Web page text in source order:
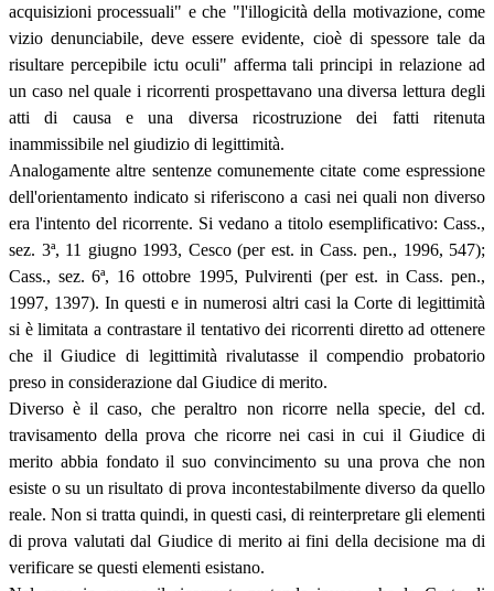
acquisizioni processuali" e che "l'illogicità della motivazione, come
vizio denunciabile, deve essere evidente, cioè di spessore tale da
risultare percepibile ictu oculi" afferma tali principi in relazione ad
un caso nel quale i ricorrenti prospettavano una diversa lettura degli
atti di causa e una diversa ricostruzione dei fatti ritenuta
inammissibile nel giudizio di legittimità.
Analogamente altre sentenze comunemente citate come espressione
dell'orientamento indicato si riferiscono a casi nei quali non diverso
era l'intento del ricorrente. Si vedano a titolo esemplificativo: Cass.,
sez. 3ª, 11 giugno 1993, Cesco (per est. in Cass. pen., 1996, 547);
Cass., sez. 6ª, 16 ottobre 1995, Pulvirenti (per est. in Cass. pen.,
1997, 1397). In questi e in numerosi altri casi la Corte di legittimità
si è limitata a contrastare il tentativo dei ricorrenti diretto ad ottenere
che il Giudice di legittimità rivalutasse il compendio probatorio
preso in considerazione dal Giudice di merito.
Diverso è il caso, che peraltro non ricorre nella specie, del cd.
travisamento della prova che ricorre nei casi in cui il Giudice di
merito abbia fondato il suo convincimento su una prova che non
esiste o su un risultato di prova incontestabilmente diverso da quello
reale. Non si tratta quindi, in questi casi, di reinterpretare gli elementi
di prova valutati dal Giudice di merito ai fini della decisione ma di
verificare se questi elementi esistano.